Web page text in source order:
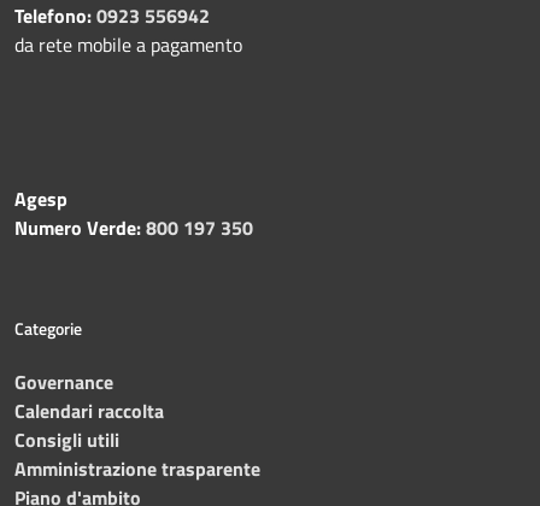
Telefono:0923 556942
da rete mobile a pagamento
Agesp
Numero Verde:800 197 350
Categorie
Governance
Calendari raccolta
Consigli utili
Amministrazione trasparente
Piano d'ambito